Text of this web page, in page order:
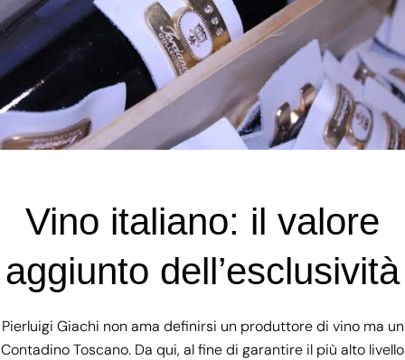
Vino italiano: il valore
aggiunto dell’esclusività
Pierluigi Giachi non ama definirsi un produttore di vino ma un
Contadino Toscano. Da qui, al fine di garantire il più alto livello